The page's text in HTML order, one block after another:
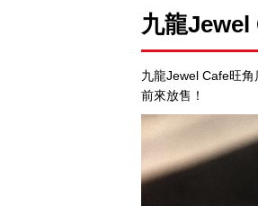
九龍Jewel
九龍Jewel Cafe旺
前來放售！